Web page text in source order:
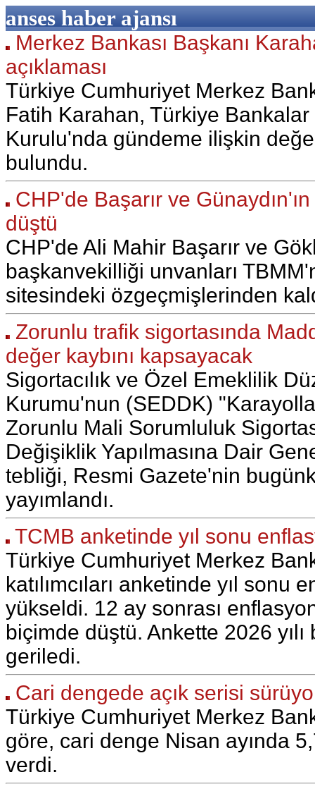
anses haber ajansı
Merkez Bankası Başkanı
açıklaması
Türkiye Cumhuriyet Merkez
Fatih Karahan, Türkiye
Kurulu'nda gündeme ilişkin
bulundu.
CHP'de Başarır ve
düştü
CHP'de Ali Mahir Başarır ve
başkanvekilliği unvanları
sitesindeki özgeçmişlerinden
Zorunlu trafik sigortasında
değer kaybını kapsayacak
Sigortacılık ve Özel Emeklilik
Kurumu'nun (SEDDK)
Zorunlu Mali Sorumluluk
Değişiklik Yapılmasına Dair
tebliği, Resmi Gazete'nin
yayımlandı.
TCMB anketinde yıl sonu
Türkiye Cumhuriyet Merkez
katılımcıları anketinde yıl sonu
yükseldi. 12 ay sonrası
biçimde düştü. Ankette 2026
geriledi.
Cari dengede açık serisi
Türkiye Cumhuriyet Merkez
göre, cari denge Nisan ayında
verdi.